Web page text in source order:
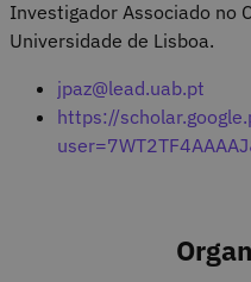
Investigador Associado no
Universidade de Lisboa.
jpaz@lead.uab.pt
https://